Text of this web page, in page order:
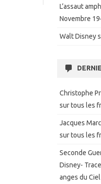
L’assaut
Novembre
Walt Disney
Christophe
sur tous les
Jacques
sur tous les
Seconde
Disney-
anges du Ciel